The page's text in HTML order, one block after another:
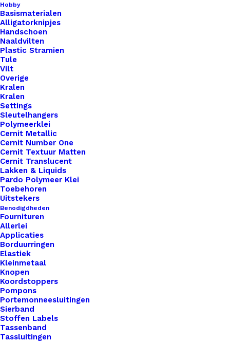
Hobby
Basismaterialen
Alligatorknipjes
Handschoen
Naaldvilten
Plastic Stramien
Tule
Vilt
Overige
Kralen
Kralen
Settings
Sleutelhangers
Polymeerklei
Cernit Metallic
Cernit Number One
Cernit Textuur Matten
Cernit Translucent
Lakken & Liquids
Pardo Polymeer Klei
Toebehoren
Uitstekers
Benodigdheden
Fournituren
Allerlei
Applicaties
Borduurringen
Elastiek
Kleinmetaal
Knopen
Koordstoppers
Pompons
Portemonneesluitingen
Sierband
Stoffen Labels
Tassenband
Tassluitingen
Artikelnummer
Categorie
Overzicht
Nog meer leuks!